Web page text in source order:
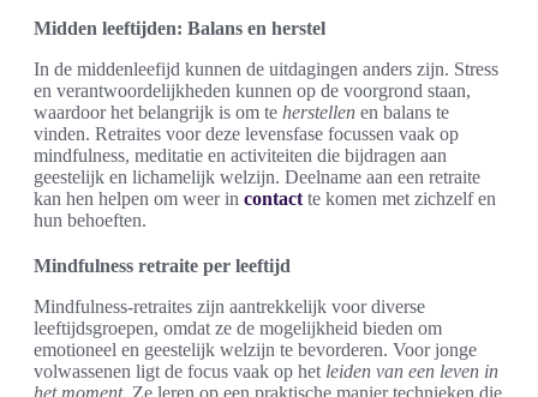
Midden leeftijden: Balans en herstel
In de middenleefijd kunnen de uitdagingen anders zijn. Stress
en verantwoordelijkheden kunnen op de voorgrond staan,
waardoor het belangrijk is om te herstellen en balans te
vinden. Retraites voor deze levensfase focussen vaak op
mindfulness, meditatie en activiteiten die bijdragen aan
geestelijk en lichamelijk welzijn. Deelname aan een retraite
kan hen helpen om weer in contact te komen met zichzelf en
hun behoeften.
Mindfulness retraite per leeftijd
Mindfulness-retraites zijn aantrekkelijk voor diverse
leeftijdsgroepen, omdat ze de mogelijkheid bieden om
emotioneel en geestelijk welzijn te bevorderen. Voor jonge
volwassenen ligt de focus vaak op het leiden van een leven in